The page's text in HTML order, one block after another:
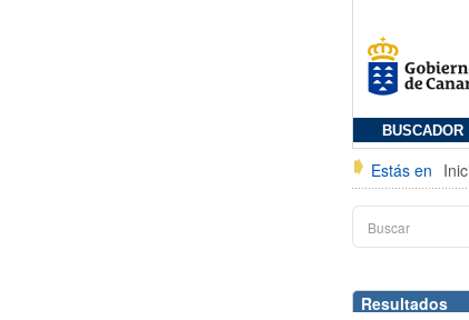
BUSCADOR
Estás en
Resultados